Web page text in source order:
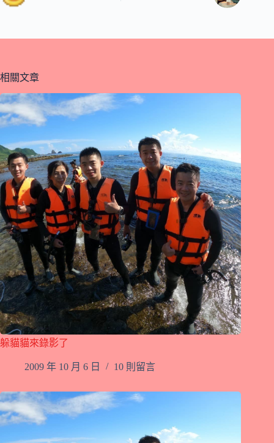
相關文章
躲貓貓來錄影了
2009 年 10 月 6 日 10 則留言